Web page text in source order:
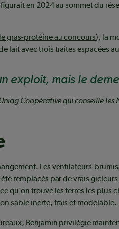
en 2024 au sommet du
gras-protéine au concours), la
lait avec trois traites espacées
exploit, mais le
Coopérative qui conseille les
Les ventilateurs-
remplacés par de vrais
qu’on trouve les terres les plus
sable inerte, frais et modelable.
Benjamin privilégie